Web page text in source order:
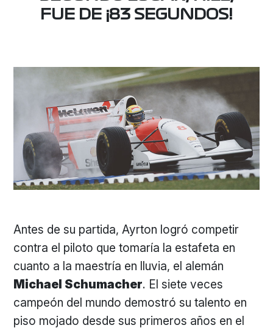
FUE DE ¡83 SEGUNDOS!
Antes de su partida, Ayrton logró competir
contra el piloto que tomaría la estafeta en
cuanto a la maestría en lluvia, el alemán
Michael Schumacher. El siete veces
campeón del mundo demostró su talento en
piso mojado desde sus primeros años en el